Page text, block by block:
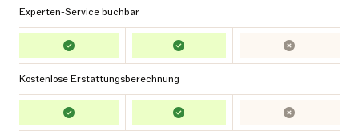
Experten-Service buchbar
Kostenlose Erstattungsberechnung